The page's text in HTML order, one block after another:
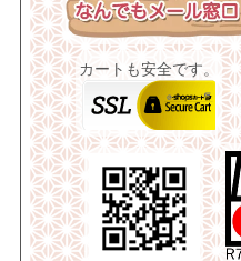
カートも安全です。